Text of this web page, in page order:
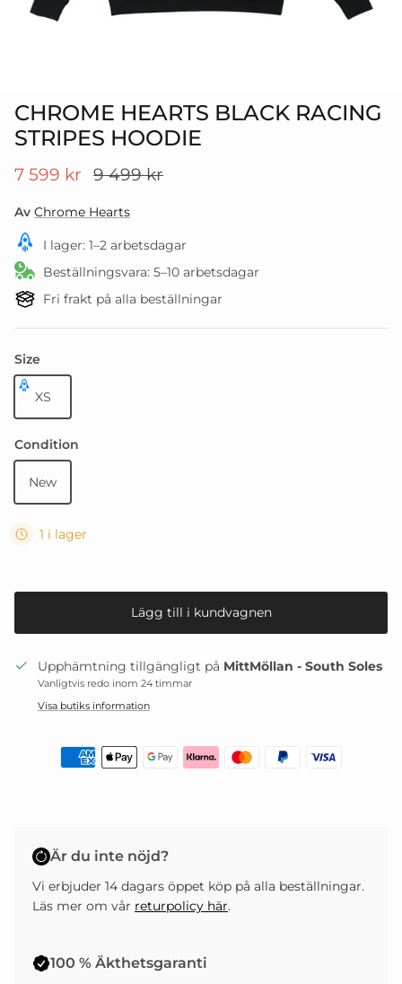
CHROME HEARTS BLACK RACING
STRIPES HOODIE
Translation missing:
7 599 kr Translation missing:
9 499 kr
Av Chrome Hearts
I lager: 1–2 arbetsdagar
Beställningsvara: 5–10 arbetsdagar
Fri frakt på alla beställningar
Size
XS
Condition
New
1 i lager
Lägg till i kundvagnen
Upphämtning tillgängligt på MittMöllan - South Soles
Vanligtvis redo inom 24 timmar
Visa butiks information
Är du inte nöjd?
Vi erbjuder 14 dagars öppet köp på alla beställningar.
Läs mer om vår returpolicy här.
100 % Äkthetsgaranti